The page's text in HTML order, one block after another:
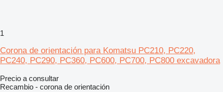
1
Corona de orientación para Komatsu PC210, PC220,
PC240, PC290, PC360, PC600, PC700, PC800 excavadora
Precio a consultar
Recambio - corona de orientación